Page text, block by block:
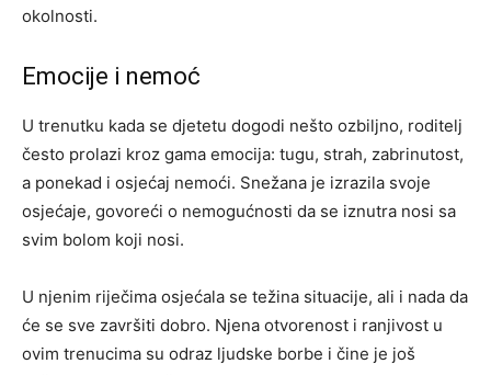
okolnosti.
Emocije i nemoć
U trenutku kada se djetetu dogodi nešto ozbiljno, roditelj
često prolazi kroz gama emocija: tugu, strah, zabrinutost,
a ponekad i osjećaj nemoći. Snežana je izrazila svoje
osjećaje, govoreći o nemogućnosti da se iznutra nosi sa
svim bolom koji nosi.
U njenim riječima osjećala se težina situacije, ali i nada da
će se sve završiti dobro. Njena otvorenost i ranjivost u
ovim trenucima su odraz ljudske borbe i čine je još